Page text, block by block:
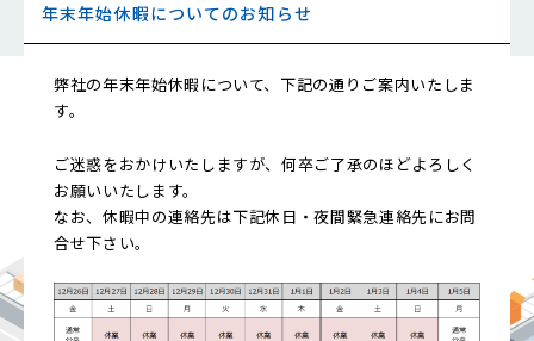
年末年始休暇についてのお知らせ
弊社の年末年始休暇について、下記の通りご案内いたしま
す。
ご迷惑をおかけいたしますが、何卒ご了承のほどよろしく
お願いいたします。
なお、休暇中の連絡先は下記休日・夜間緊急連絡先にお問
合せ下さい。